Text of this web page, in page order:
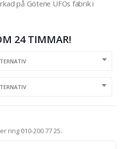
på Götene UFOs fabrik i
24 TIMMAR!
ring 010-200 77 25.